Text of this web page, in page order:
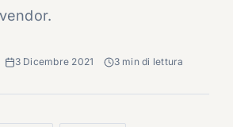
3 Dicembre 2021 3 min di lettura